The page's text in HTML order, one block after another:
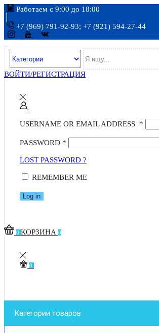
Работаем с 9:00 до 18:00
+7 (969) 791-92-93; +7 (921) 594-27-44
ВОЙТИ/РЕГИСТРАЦИЯ
USERNAME OR EMAIL ADDRESS *
PASSWORD *
LOST PASSWORD ?
REMEMBER ME
Log in
0 КОРЗИНА 0
0
Категории товаров